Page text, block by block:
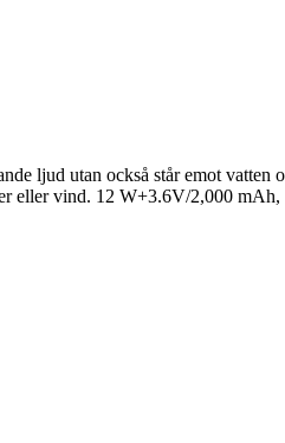
ljud utan också står emot
eller vind. 12 W+3.6V/2,000